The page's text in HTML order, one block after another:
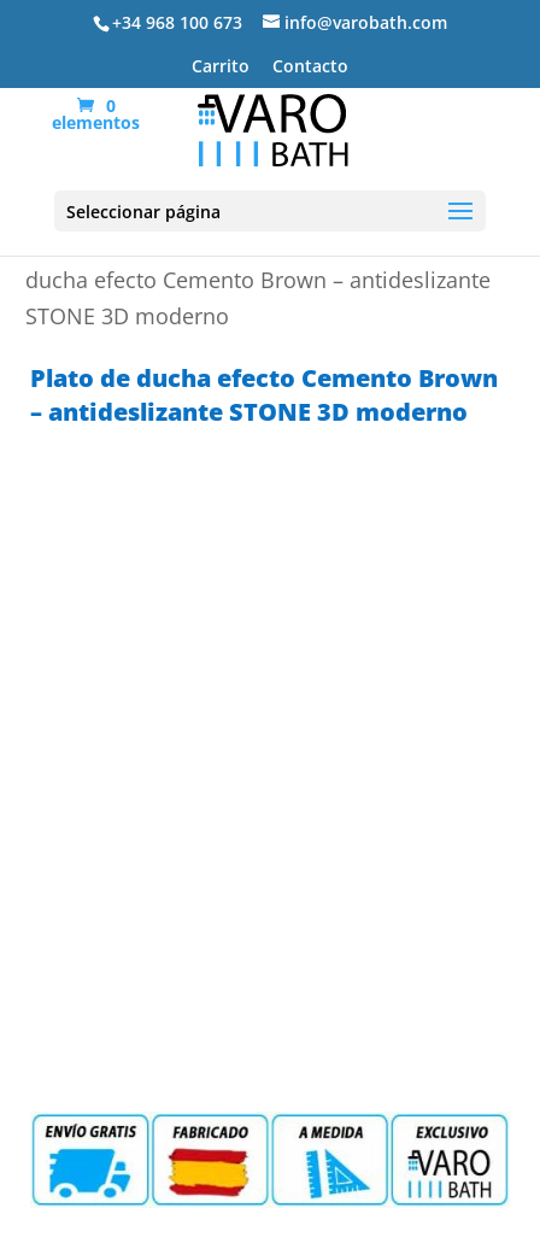
+34 968 100 673
info@varobath.com
Carrito
Contacto
0
elementos
Seleccionar página
ducha efecto Cemento Brown – antideslizante
STONE 3D moderno
Plato de ducha efecto Cemento Brown
– antideslizante STONE 3D moderno